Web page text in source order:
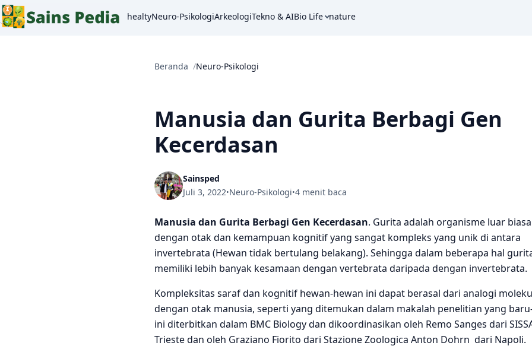
healtyNeuro-PsikologiArkeologiTekno & AIBio Life nature
Beranda Neuro-Psikologi
Manusia dan Gurita Berbagi Gen
Kecerdasan
Sainsped
Juli 3, 2022•Neuro-Psikologi•4 menit baca
Manusia dan Gurita Berbagi Gen Kecerdasan. Gurita adalah organisme luar biasa
dengan otak dan kemampuan kognitif yang sangat kompleks yang unik di antara
invertebrata (Hewan tidak bertulang belakang). Sehingga dalam beberapa hal
memiliki lebih banyak kesamaan dengan vertebrata daripada dengan invertebrata.
Kompleksitas saraf dan kognitif hewan-hewan ini dapat berasal dari analogi
dengan otak manusia, seperti yang ditemukan dalam makalah penelitian yang
ini diterbitkan dalam BMC Biology dan dikoordinasikan oleh Remo Sanges dari
Trieste dan oleh Graziano Fiorito dari Stazione Zoologica Anton Dohrn dari Napoli.